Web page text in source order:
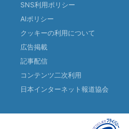
SNS利用ポリシー
AIポリシー
クッキーの利用について
広告掲載
記事配信
コンテンツ二次利用
日本インターネット報道協会